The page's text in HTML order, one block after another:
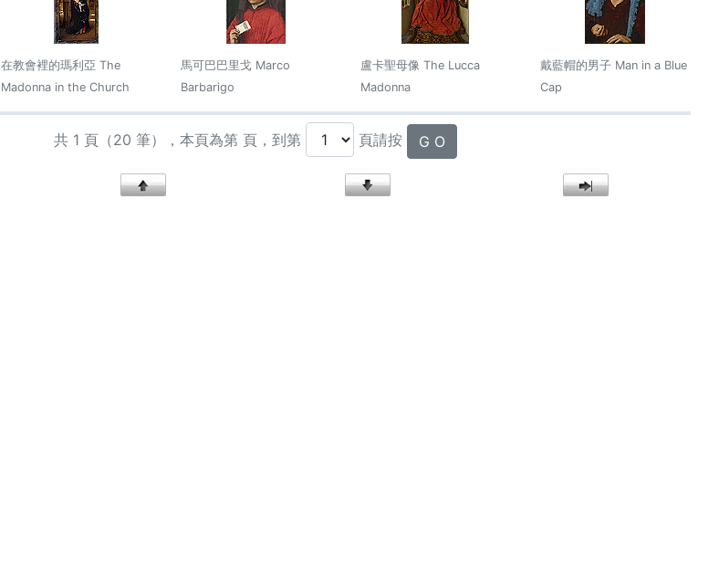
在教會裡的瑪利亞 The
Madonna in the Church
馬可巴巴里戈 Marco
Barbarigo
盧卡聖母像 The Lucca
Madonna
戴藍帽的男子 Man in a Blue
Cap
共 1 頁（20 筆），本頁為第 頁，到第 頁請按 G O